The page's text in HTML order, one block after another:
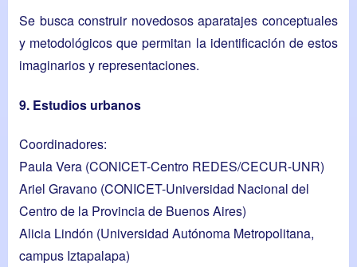
Se busca construir novedosos aparatajes conceptuales
y metodológicos que permitan la identificación de estos
imaginarios y representaciones.
9. Estudios urbanos
Coordinadores:
Paula Vera (CONICET-Centro REDES/CECUR-UNR)
Ariel Gravano (CONICET-Universidad Nacional del
Centro de la Provincia de Buenos Aires)
Alicia Lindón (Universidad Autónoma Metropolitana,
campus Iztapalapa)